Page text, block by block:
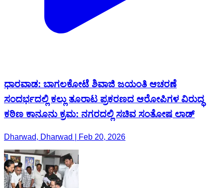
ಧಾರವಾಡ: ಬಾಗಲಕೋಟೆ ಶಿವಾಜಿ ಜಯಂತಿ ಆಚರಣೆ
ಸಂದರ್ಭದಲ್ಲಿ ಕಲ್ಲು ತೂರಾಟ ಪ್ರಕರಣದ ಆರೋಪಿಗಳ ವಿರುದ್ಧ
ಕಠಿಣ ಕಾನೂನು ಕ್ರಮ: ನಗರದಲ್ಲಿ ಸಚಿವ ಸಂತೋಷ ಲಾಡ್
Dharwad, Dharwad | Feb 20, 2026